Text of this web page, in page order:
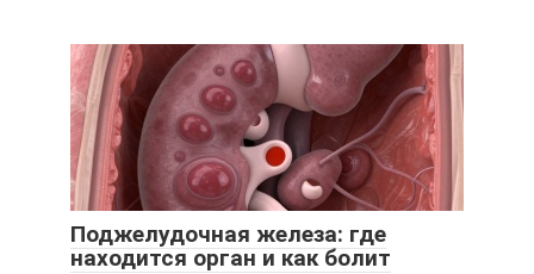
Поджелудочная железа: где
находится орган и как болит